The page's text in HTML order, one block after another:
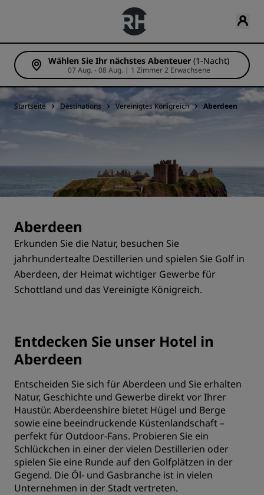
Wählen Sie Ihr nächstes Abenteuer (1-Nacht)
07 Aug. - 08 Aug. | 1 Zimmer 2 Erwachsene
Startseite Destinations Vereinigtes Königreich Aberdeen
Aberdeen
Erkunden Sie die Natur, besuchen Sie
jahrhundertealte Destillerien und spielen Sie Golf in
Aberdeen, der Heimat wichtiger Gewerbe für
Schottland und das Vereinigte Königreich.
Entdecken Sie unser Hotel in
Aberdeen
Entscheiden Sie sich für Aberdeen und Sie erhalten
Natur, Geschichte und Gewerbe direkt vor Ihrer
Haustür. Aberdeenshire bietet Hügel und Berge
sowie eine beeindruckende Küstenlandschaft –
perfekt für Outdoor-Fans. Probieren Sie ein
Schlückchen in einer der vielen Destillerien oder
spielen Sie eine Runde auf den Golfplätzen in der
Gegend. Die Öl- und Gasbranche ist in vielen
Unternehmen in der Stadt vertreten.